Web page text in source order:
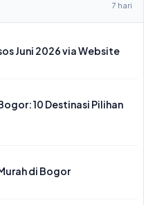
7 hari
Juni 2026 via Website
10 Destinasi Pilihan
di Bogor